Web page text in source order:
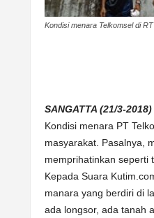
Kondisi menara Telkomsel di
SANGATTA (21/3-2018)
Kondisi menara PT
masyarakat. Pasalnya,
memprihatinkan seperti
Kepada Suara
manara yang berdiri di
ada longsor, ada tanah